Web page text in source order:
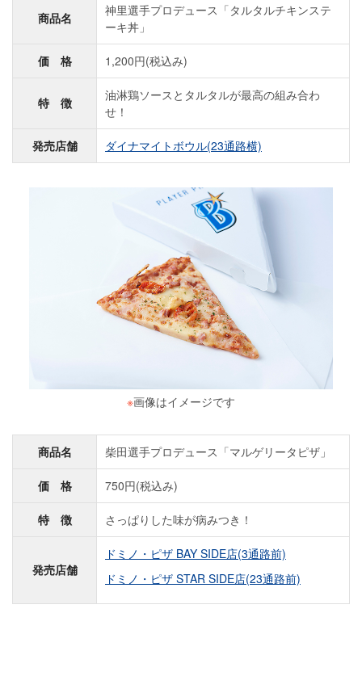
商品名
神里選手プロデュース「タルタルチキンステ
ーキ丼」
価 格 1,200円(税込み)
特 徴
油淋鶏ソースとタルタルが最高の組み合わ
せ！
発売店舗 ダイナマイトボウル(23通路横)
※画像はイメージです
商品名 柴田選手プロデュース「マルゲリータピザ」
価 格 750円(税込み)
特 徴 さっぱりした味が病みつき！
発売店舗
ドミノ・ピザ BAY SIDE店(3通路前)
ドミノ・ピザ STAR SIDE店(23通路前)